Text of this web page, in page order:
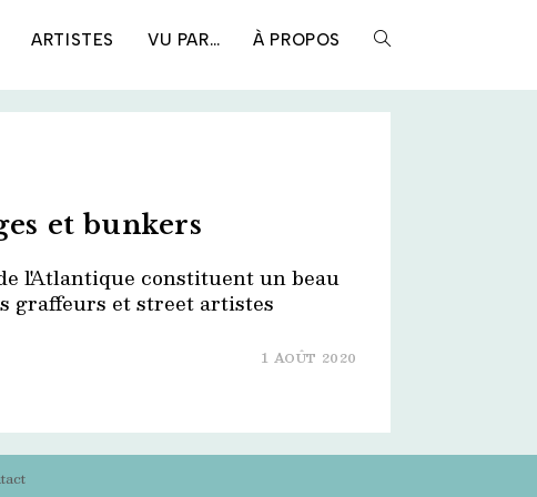
ARTISTES VU PAR… À PROPOS TOGGLE
et bunkers
l'Atlantique constituent un beau
graffeurs et street artistes
1 AOÛT 2020